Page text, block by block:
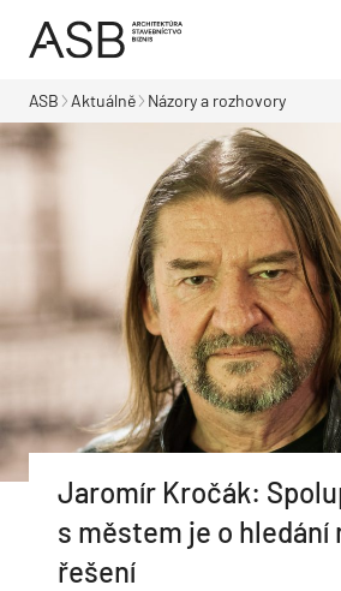
ASB Aktuálně Názory a rozhovory
Jaromír Kročák:
s městem je o hledání
řešení